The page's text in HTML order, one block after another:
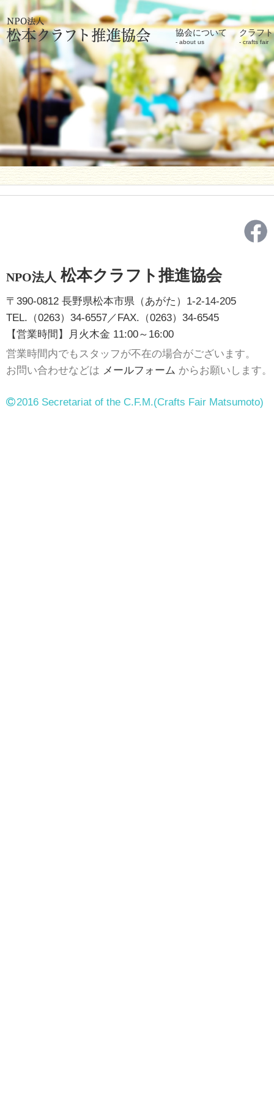
協会について
about us
クラフ
crafts fair
NPO法人 松本クラフト推進協会
〒390-0812 長野県松本市県（あがた）1-2-14-205
TEL.（0263）34-6557／FAX.（0263）34-6545
【営業時間】月火木金 11:00～16:00
営業時間内でもスタッフが不在の場合がございます。
お問い合わせなどは メールフォーム からお願いします。
2016 Secretariat of the C.F.M.(Crafts Fair Matsumoto)